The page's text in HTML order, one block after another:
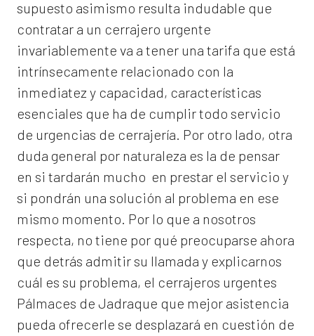
supuesto asimismo resulta indudable que
contratar a un cerrajero urgente
invariablemente va a tener una tarifa que está
intrínsecamente relacionado con la
inmediatez y capacidad, características
esenciales que ha de cumplir todo servicio
de urgencias de cerrajería. Por otro lado, otra
duda general por naturaleza es la de pensar
en si tardarán mucho en prestar el servicio y
si pondrán una solución al problema en ese
mismo momento. Por lo que a nosotros
respecta, no tiene por qué preocuparse ahora
que detrás admitir su llamada y explicarnos
cuál es su problema, el cerrajeros urgentes
Pálmaces de Jadraque que mejor asistencia
pueda ofrecerle se desplazará en cuestión de